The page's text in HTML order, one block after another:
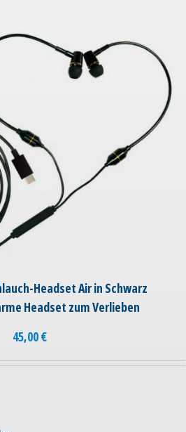
Headset Air in Schwarz
Headset zum Verlieben
45,00€